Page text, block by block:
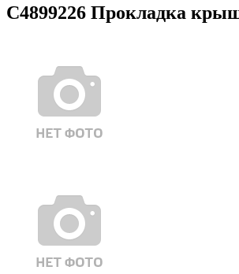
C4899226 Прокладка